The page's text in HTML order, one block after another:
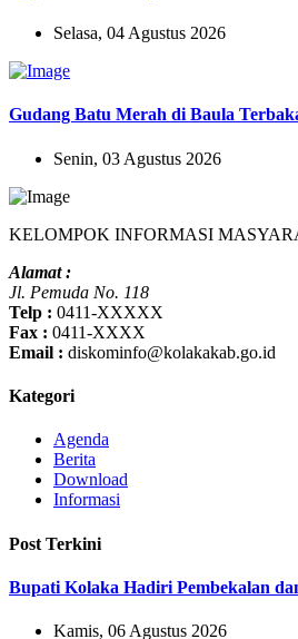
Selasa, 04 Agustus 2026
Gudang Batu Merah di Baula
Senin, 03 Agustus 2026
KELOMPOK INFORMASI
Alamat :
Jl. Pemuda No. 118
Telp : 0411-XXXXX
Fax : 0411-XXXX
Email : diskominfo@kolakakab.go.id
Kategori
Agenda
Berita
Download
Informasi
Post Terkini
Bupati Kolaka Hadiri Pembekalan
Kamis, 06 Agustus 2026